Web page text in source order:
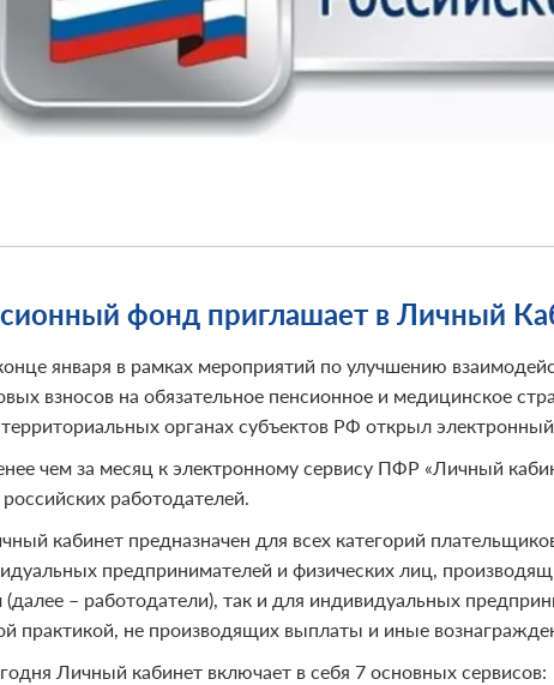
фонд приглашает в Личный
января в рамках мероприятий по улучшению
взносов на обязательное пенсионное и медицинское
органах субъектов РФ открыл
чем за месяц к электронному сервису ПФР «Личный
работодателей.
кабинет предназначен для всех категорий
предпринимателей и физических лиц,
– работодатели), так и для индивидуальных
практикой, не производящих выплаты и иные
Личный кабинет включает в себя 7 основных сервисов: